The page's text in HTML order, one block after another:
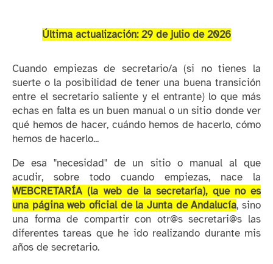
Última actualización: 29 de julio de 2026
Cuando empiezas de secretario/a (si no tienes la
suerte o la posibilidad de tener una buena transición
entre el secretario saliente y el entrante) lo que más
echas en falta es un buen manual o un sitio donde ver
qué hemos de hacer, cuándo hemos de hacerlo, cómo
hemos de hacerlo...
De esa "necesidad" de un sitio o manual al que
acudir, sobre todo cuando empiezas, nace la
WEBCRETARÍA (la web de la secretaría), que no es
una página web oficial de la Junta de Andalucía, sino
una forma de compartir con otr@s secretari@s las
diferentes tareas que he ido realizando durante mis
años de secretario.